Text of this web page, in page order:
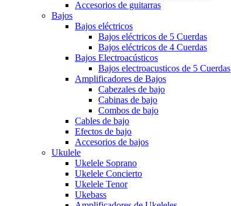
Accesorios de guitarras
Bajos
Bajos eléctricos
Bajos eléctricos de 5 Cuerdas
Bajos eléctricos de 4 Cuerdas
Bajos Electroacústicos
Bajos electroacusticos de 5 Cuerdas
Amplificadores de Bajos
Cabezales de bajo
Cabinas de bajo
Combos de bajo
Cables de bajo
Efectos de bajo
Accesorios de bajos
Ukulele
Ukelele Soprano
Ukelele Concierto
Ukelele Tenor
Ukebass